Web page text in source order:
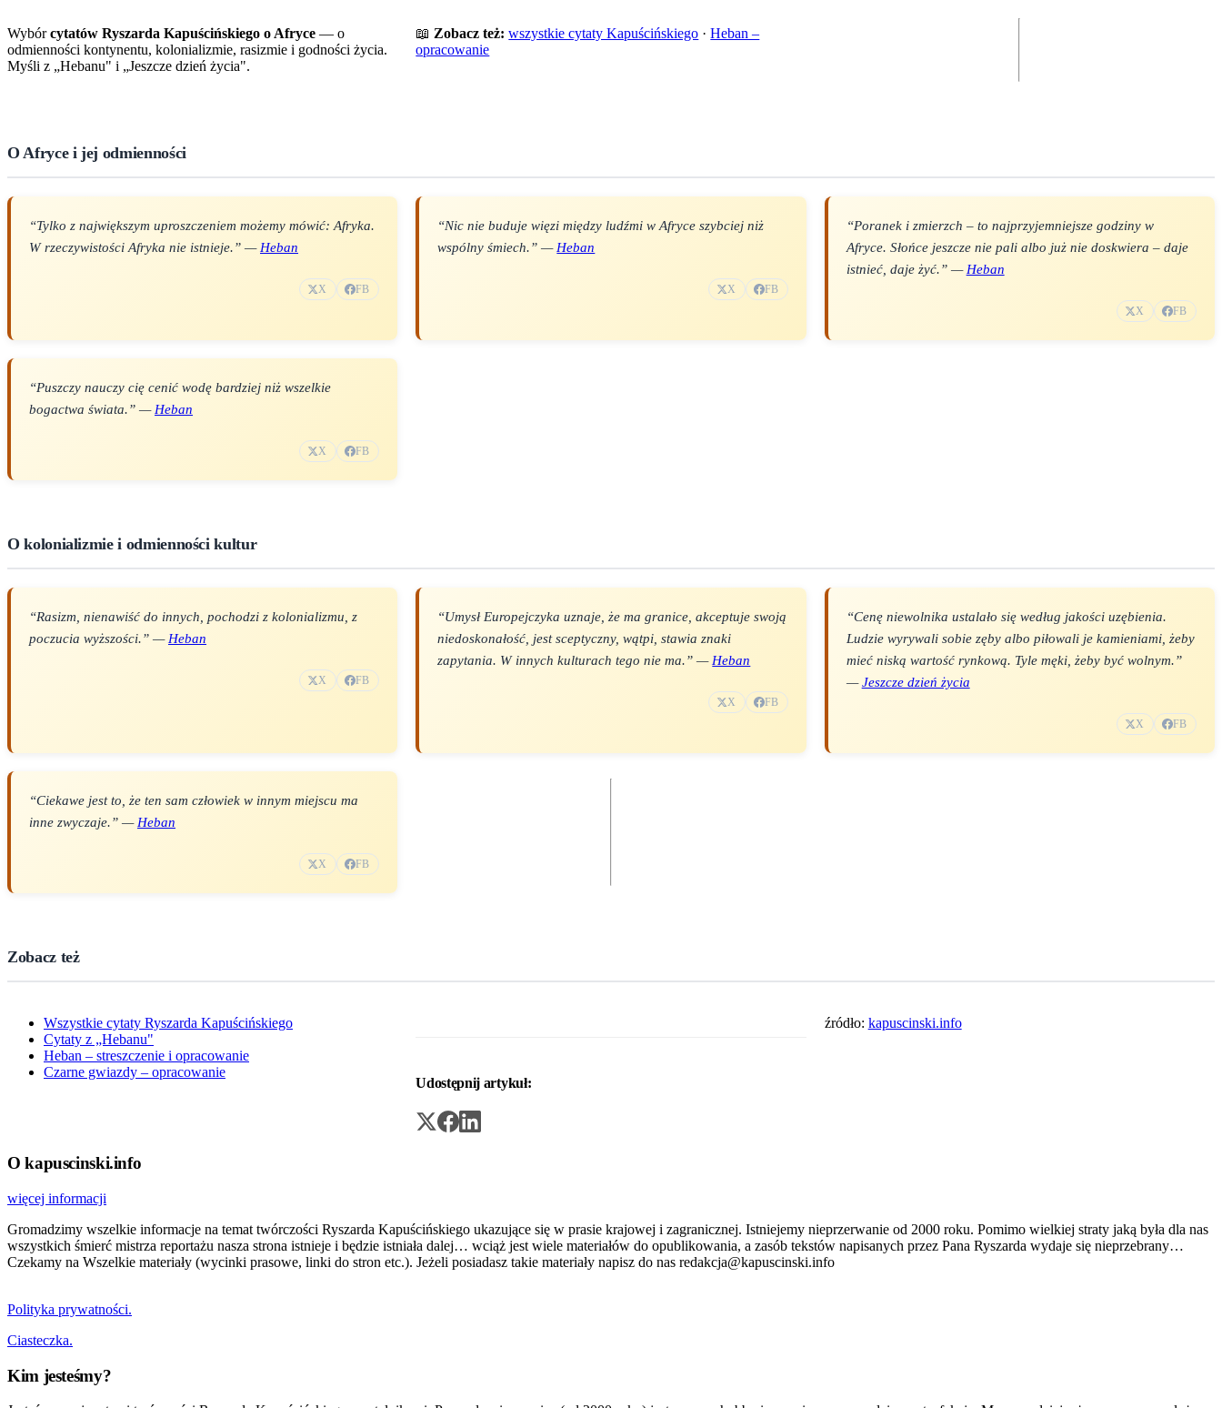
Wybórcytatów Ryszarda Kapuścińskiego o Afryce — o
odmienności kontynentu, kolonializmie, rasizmie i godności życia.
Myśli z „Hebanu" i „Jeszcze dzień życia".
📖 Zobacz też: wszystkie cytaty Kapuścińskiego ·Heban –
opracowanie
O Afryce i jej odmienności
“Tylko z największym uproszczeniem możemy mówić: Afryka.
W rzeczywistości Afryka nie istnieje.” — Heban
X FB
“Nic nie buduje więzi między ludźmi w Afryce szybciej niż
wspólny śmiech.” — Heban
X FB
“Poranek i zmierzch – to najprzyjemniejsze godziny w
Afryce. Słońce jeszcze nie pali albo już nie doskwiera – daje
istnieć, daje żyć.” — Heban
X FB
“Puszczy nauczy cię cenić wodę bardziej niż wszelkie
bogactwa świata.” — Heban
X FB
O kolonializmie i odmienności kultur
“Rasizm, nienawiść do innych, pochodzi z kolonializmu, z
poczucia wyższości.” — Heban
X FB
“Umysł Europejczyka uznaje, że ma granice, akceptuje swoją
niedoskonałość, jest sceptyczny, wątpi, stawia znaki
zapytania. W innych kulturach tego nie ma.” — Heban
X FB
“Cenę niewolnika ustalało się według jakości uzębienia.
Ludzie wyrywali sobie zęby albo piłowali je kamieniami, żeby
mieć niską wartość rynkową. Tyle męki, żeby być wolnym.”
—Jeszcze dzień życia
X FB
“Ciekawe jest to, że ten sam człowiek w innym miejscu ma
inne zwyczaje.” — Heban
X FB
Zobacz też
Wszystkie cytaty Ryszarda Kapuścińskiego
Cytaty z „Hebanu"
Heban – streszczenie i opracowanie
Czarne gwiazdy – opracowanie
Udostępnij artykuł:
źródło: kapuscinski.info
O kapuscinski.info
więcej informacji
Gromadzimy wszelkie informacje na temat twórczości Ryszarda Kapuścińskiego ukazujące się w prasie krajowej i zagranicznej. Istniejemy nieprzerwanie od 2000 roku. Pomimo wielkiej straty jaką była dla nas
wszystkich śmierć mistrza reportażu nasza strona istnieje i będzie istniała dalej… wciąż jest wiele materiałów do opublikowania, a zasób tekstów napisanych przez Pana Ryszarda wydaje się nieprzebrany…
Czekamy na Wszelkie materiały (wycinki prasowe, linki do stron etc.). Jeżeli posiadasz takie materiały napisz do nas redakcja@kapuscinski.info
Polityka prywatności.
Ciasteczka.
Kim jesteśmy?